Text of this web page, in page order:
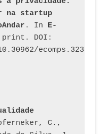
na startup
. In E-
print. DOI:
ecomps.3231
C.,